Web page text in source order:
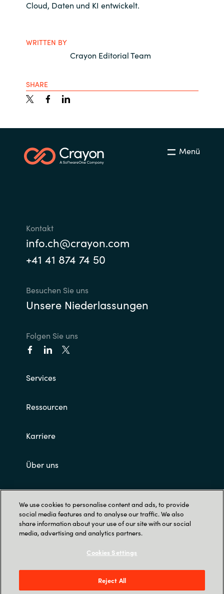
Cloud, Daten und KI entwickelt.
WRITTEN BY
Crayon Editorial Team
SHARE
Menü
Kontakt
info.ch@crayon.com
+41 41 874 74 50
Besuchen Sie uns
Unsere Niederlassungen
Folgen Sie uns
Services
Ressourcen
Karriere
Über uns
Impressum und AGB's
Crayon Schweiz AG, Bahnhofplatz 1, 6460
We use cookies to personalise content and ads, to provide
social media features and to analyse our traffic. We also
share information about your use of our site with our social
media, advertising and analytics partners.
Cookies Settings
Reject All